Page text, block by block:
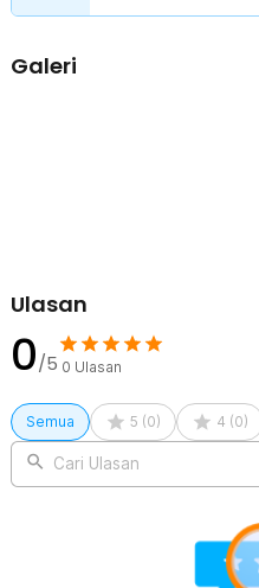
1 x Mouthpiece
1 x Selang Nebulizer
Galeri
Ulasan
0/5 0 Ulasan
Semua 5 (0) 4 (0)
Cari Ulasan